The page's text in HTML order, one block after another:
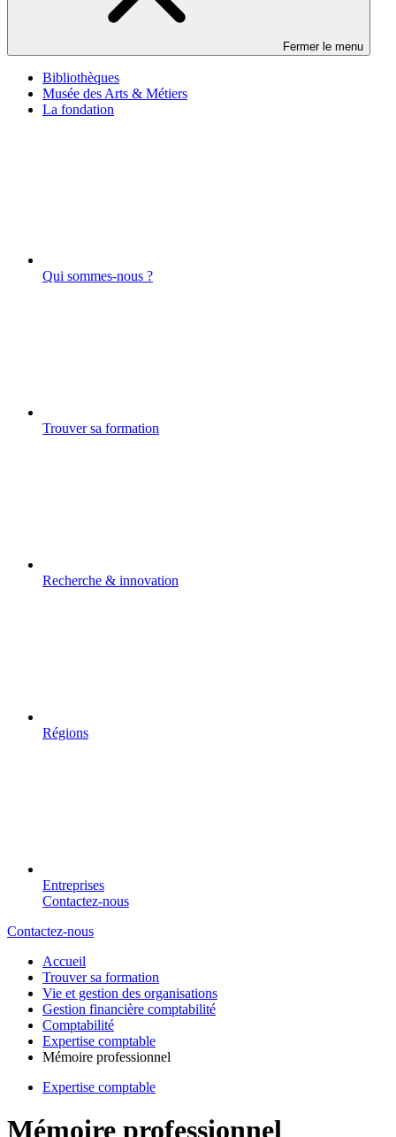
Fermer le menu
Bibliothèques
Musée des Arts & Métiers
La fondation
Qui sommes-nous ?
Trouver sa formation
Recherche & innovation
Régions
Entreprises
Contactez-nous
Contactez-nous
Accueil
Trouver sa formation
Vie et gestion des organisations
Gestion financière comptabilité
Comptabilité
Expertise comptable
Mémoire professionnel
Expertise comptable
Mémoire professionnel